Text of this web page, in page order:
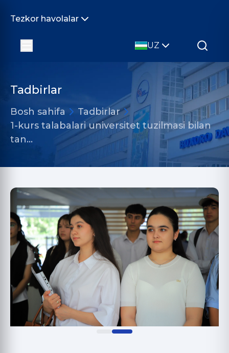
Tezkor havolalar
UZ
Tadbirlar
Bosh sahifa
Tadbirlar
1-kurs talabalari universitet tuzilmasi bilan
tan…